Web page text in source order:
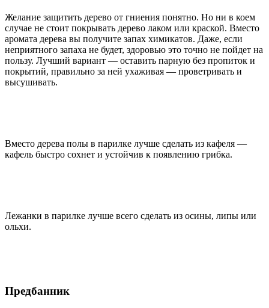
Желание защитить дерево от гниения понятно. Но ни в коем
случае не стоит покрывать дерево лаком или краской. Вместо
аромата дерева вы получите запах химикатов. Даже, если
неприятного запаха не будет, здоровью это точно не пойдет на
пользу. Лучший вариант — оставить парную без пропиток и
покрытий, правильно за ней ухаживая — проветривать и
высушивать.
Вместо дерева полы в парилке лучше сделать из кафеля —
кафель быстро сохнет и устойчив к появлению грибка.
Лежанки в парилке лучше всего сделать из осины, липы или
ольхи.
Предбанник